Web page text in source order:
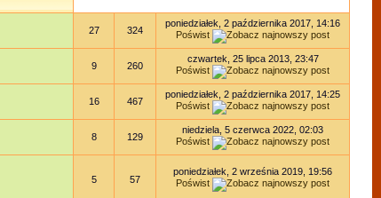
27 324
poniedziałek, 2 października 2017, 14:16
Poświst
9 260
czwartek, 25 lipca 2013, 23:47
Poświst
16 467
poniedziałek, 2 października 2017, 14:25
Poświst
8 129
niedziela, 5 czerwca 2022, 02:03
Poświst
5 57
poniedziałek, 2 września 2019, 19:56
Poświst